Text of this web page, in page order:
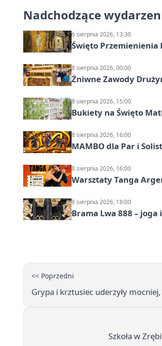
Nadchodzące
6 sierpnia 2026, 13:30
Święto Przemienienia
8 sierpnia 2026, 00:00
Żniwne Zawody
8 sierpnia 2026, 15:00
Bukiety na Święto
8 sierpnia 2026, 16:00
MAMBO dla Par i
8 sierpnia 2026, 16:00
Warsztaty Tanga
8 sierpnia 2026, 18:00
Brama Lwa 888 –
<< Poprzedni
Grypa i krztusiec uderzyły
Szkoła w